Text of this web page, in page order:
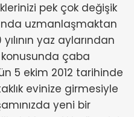
pek çok değişik
uzmanlaşmaktan
yaz aylarından
çaba
5 ekim 2012 tarihinde
evinize girmesiyle
yeni bir